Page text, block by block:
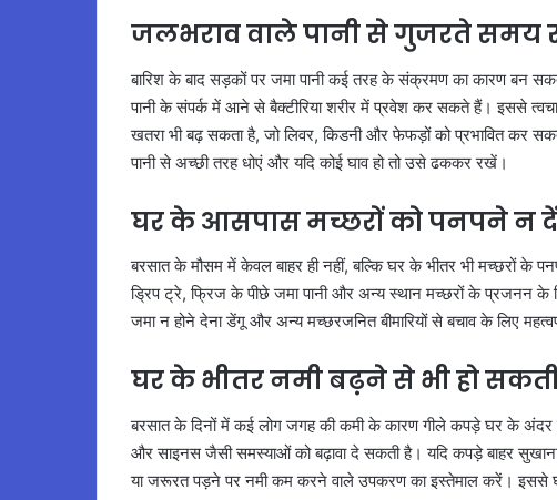
जलभराव वाले पानी से गुजरते समय
बारिश के बाद सड़कों पर जमा पानी कई तरह के संक्रमण का कारण बन
पानी के संपर्क में आने से बैक्टीरिया शरीर में प्रवेश कर सकते हैं। इससे त्वचा
खतरा भी बढ़ सकता है, जो लिवर, किडनी और फेफड़ों को प्रभावित कर
पानी से अच्छी तरह धोएं और यदि कोई घाव हो तो उसे ढककर रखें।
घर के आसपास मच्छरों को पनपने न दें
बरसात के मौसम में केवल बाहर ही नहीं, बल्कि घर के भीतर भी मच्छरों के
ड्रिप ट्रे, फ्रिज के पीछे जमा पानी और अन्य स्थान मच्छरों के प्रजनन
जमा न होने देना डेंगू और अन्य मच्छरजनित बीमारियों से बचाव के लिए
घर के भीतर नमी बढ़ने से भी हो
बरसात के दिनों में कई लोग जगह की कमी के कारण गीले कपड़े घर के
और साइनस जैसी समस्याओं को बढ़ावा दे सकती है। यदि कपड़े बाहर
या जरूरत पड़ने पर नमी कम करने वाले उपकरण का इस्तेमाल करें। इससे